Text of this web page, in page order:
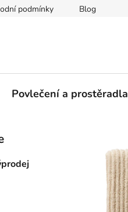
podmínky Blog
Povlečení a prostěradla